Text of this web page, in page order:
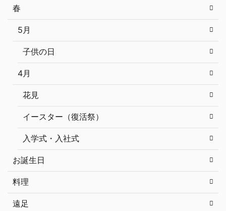
春
5月
子供の日
4月
花見
イースター（復活祭）
入学式・入社式
お誕生日
料理
遠足